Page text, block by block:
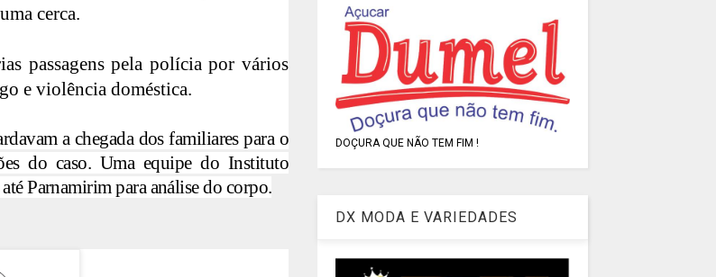
cerca.
passagens pela polícia por vários
e violência doméstica.
a chegada dos familiares para o
do caso. Uma equipe do Instituto
Parnamirim para análise do corpo.
DOÇURA QUE NÃO TEM FIM !
DX MODA E VARIEDADES